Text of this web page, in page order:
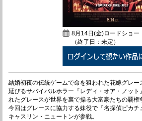
8月14日(金)ロードショー
（終了日：未定）
結婚初夜の伝統ゲームで命を狙われた花嫁グレ
延びるサバイバルホラー『レディ・オア・ノット
れたグレースが世界を裏で操る大富豪たちの覇権
今回はグレースに協力する妹役で『名探偵ピカ
キャスリン・ニュートンが参戦。